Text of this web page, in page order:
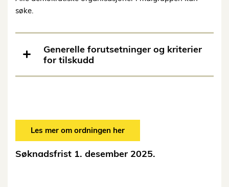
søke.
Generelle forutsetninger og kriterier
for tilskudd
Les mer om ordningen her
Søknadsfrist 1. desember 2025.